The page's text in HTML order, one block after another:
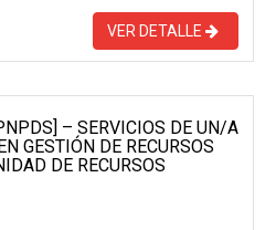
VER DETALLE
– SERVICIOS DE UN/A
GESTIÓN DE RECURSOS
DE RECURSOS